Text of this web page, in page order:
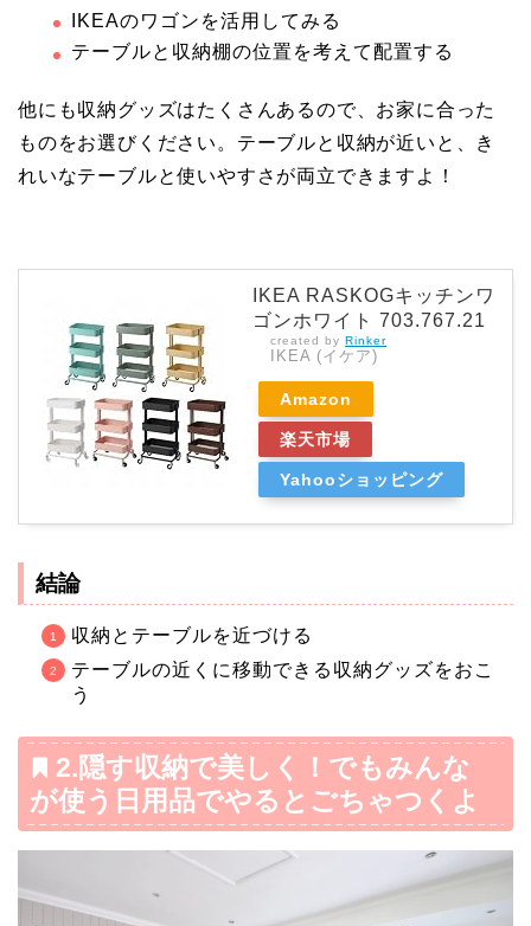
IKEAのワゴンを活用してみる
テーブルと収納棚の位置を考えて配置する
他にも収納グッズはたくさんあるので、お家に合った
ものをお選びください。テーブルと収納が近いと、き
れいなテーブルと使いやすさが両立できますよ！
IKEA RASKOGキッチンワ
ゴンホワイト 703.767.21
created by Rinker
IKEA (イケア)
Amazon
楽天市場
Yahooショッピング
結論
収納とテーブルを近づける
テーブルの近くに移動できる収納グッズをおこ
う
2.隠す収納で美しく！でもみんな
が使う日用品でやるとごちゃつくよ